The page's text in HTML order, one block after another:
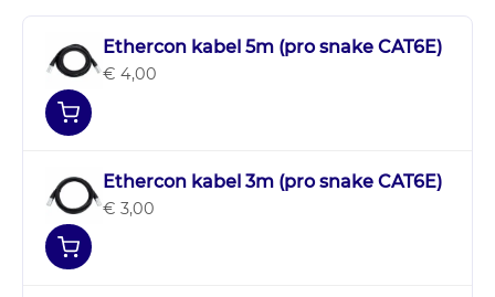
Ethercon kabel 5m (pro snake CAT6E)
€ 4,00
Ethercon kabel 3m (pro snake CAT6E)
€ 3,00